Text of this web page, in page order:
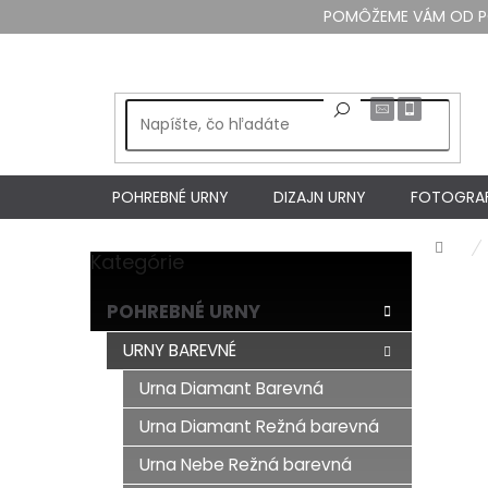
na
POMÔŽEME VÁM OD
POHREBNÉ URNY DIZAJN URNY
B
č
Preskočiť
kategórie
Kategórie
POHREBNÉ URNY
URNY BAREVNÉ
Urna Diamant Barevná
Urna Diamant Režná barevná
Urna Nebe Režná barevná